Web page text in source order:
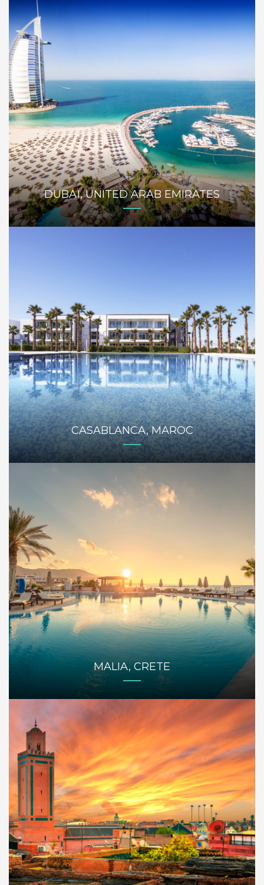
DUBAÏ, UNITED ARAB EMIRATES
CASABLANCA, MAROC
MALIA, CRETE